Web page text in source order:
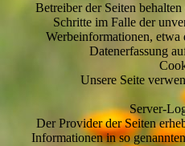
Betreiber der Seiten
Schritte im Falle der
Werbeinformationen,
Datenerfassung
Unsere Seite
Server-
Der Provider der Seiten
Informationen in so